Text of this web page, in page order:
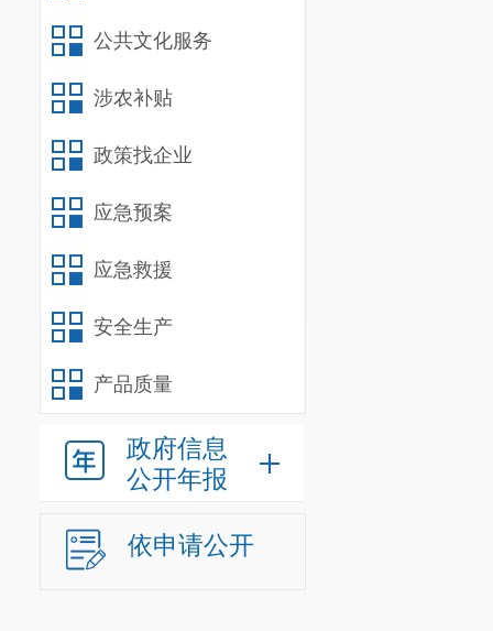
公共文化服务
涉农补贴
政策找企业
应急预案
应急救援
安全生产
产品质量
政府信息
公开年报
依申请公开